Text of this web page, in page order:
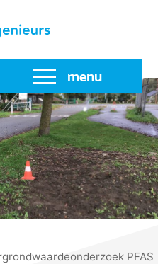
menu
PFAS